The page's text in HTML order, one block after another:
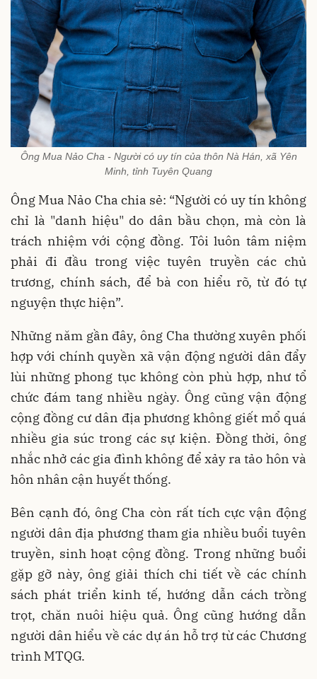
Ông Mua Nảo Cha - Người có uy tín của thôn Nà Hán, xã Yên
Minh, tỉnh Tuyên Quang
Ông Mua Nảo Cha chia sẻ: “Người có uy tín không
chỉ là "danh hiệu" do dân bầu chọn, mà còn là
trách nhiệm với cộng đồng. Tôi luôn tâm niệm
phải đi đầu trong việc tuyên truyền các chủ
trương, chính sách, để bà con hiểu rõ, từ đó tự
nguyện thực hiện”.
Những năm gần đây, ông Cha thường xuyên phối
hợp với chính quyền xã vận động người dân đẩy
lùi những phong tục không còn phù hợp, như tổ
chức đám tang nhiều ngày. Ông cũng vận động
cộng đồng cư dân địa phương không giết mổ quá
nhiều gia súc trong các sự kiện. Đồng thời, ông
nhắc nhở các gia đình không để xảy ra tảo hôn và
hôn nhân cận huyết thống.
Bên cạnh đó, ông Cha còn rất tích cực vận động
người dân địa phương tham gia nhiều buổi tuyên
truyền, sinh hoạt cộng đồng. Trong những buổi
gặp gỡ này, ông giải thích chi tiết về các chính
sách phát triển kinh tế, hướng dẫn cách trồng
trọt, chăn nuôi hiệu quả. Ông cũng hướng dẫn
người dân hiểu về các dự án hỗ trợ từ các Chương
trình MTQG.